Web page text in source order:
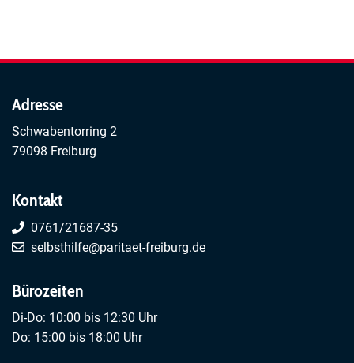
Adresse
Schwabentorring 2
79098 Freiburg
Kontakt
0761/21687-35
selbsthilfe@paritaet-freiburg.de
Bürozeiten
Di-Do: 10:00 bis 12:30 Uhr
Do: 15:00 bis 18:00 Uhr